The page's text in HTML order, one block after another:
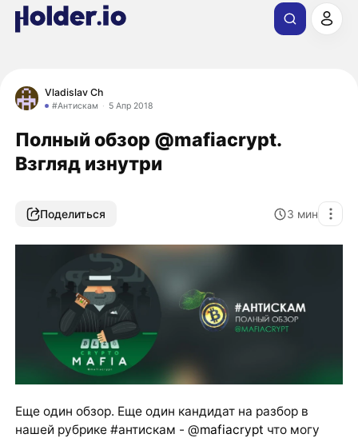
Vladislav Ch
#Антискам 5 Апр 2018
Полный обзор @mafiacrypt.
Взгляд изнутри
Поделиться 3 мин
Еще один обзор. Еще один кандидат на разбор в
нашей рубрике #антискам - @mafiacrypt что могу